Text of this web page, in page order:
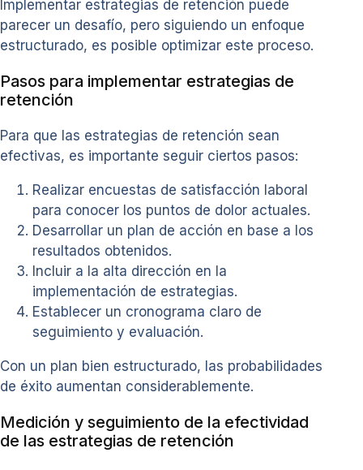
Implementar estrategias de retención puede
parecer un desafío, pero siguiendo un enfoque
estructurado, es posible optimizar este proceso.
Pasos para implementar estrategias de
retención
Para que las estrategias de retención sean
efectivas, es importante seguir ciertos pasos:
Realizar encuestas de satisfacción laboral
para conocer los puntos de dolor actuales.
Desarrollar un plan de acción en base a los
resultados obtenidos.
Incluir a la alta dirección en la
implementación de estrategias.
Establecer un cronograma claro de
seguimiento y evaluación.
Con un plan bien estructurado, las probabilidades
de éxito aumentan considerablemente.
Medición y seguimiento de la efectividad
de las estrategias de retención